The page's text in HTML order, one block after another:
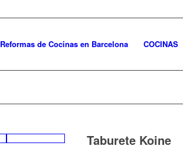
Reformas de Cocinas en Barcelona COCINAS
Taburete Koine